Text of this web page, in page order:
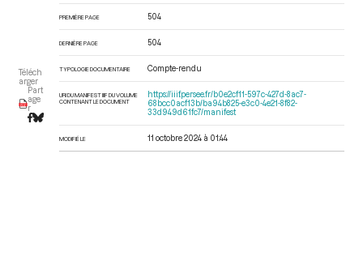
Téléch
arger
Part
age
r
PREMIÈRE PAGE 504
DERNIÈRE PAGE 504
TYPOLOGIE DOCUMENTAIRE Compte-rendu
URI DU MANIFEST IIIF DU VOLUME
CONTENANT LE DOCUMENT
https://iiif.persee.fr/b0e2cf11-597c-427d-8ac7-
68bcc0acf13b/ba94b825-e3c0-4e21-8f82-
33d949d61fc7/manifest
MODIFIÉ LE 11 octobre 2024 à 01:44